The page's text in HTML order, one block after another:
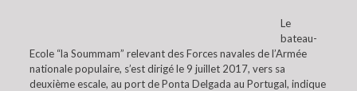
Le
bateau-
Ecole “la Soummam” relevant des Forces navales de l’Armée
nationale populaire, s’est dirigé le 9 juillet 2017, vers sa
deuxième escale, au port de Ponta Delgada au Portugal, indique